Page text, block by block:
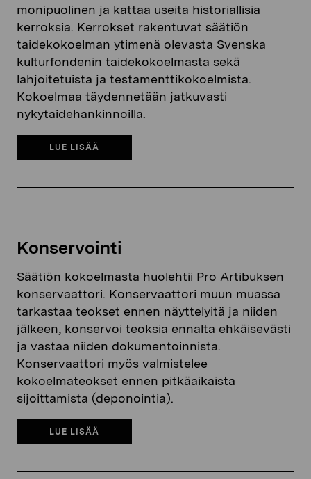
monipuolinen ja kattaa useita historiallisia
kerroksia. Kerrokset rakentuvat säätiön
taidekokoelman ytimenä olevasta Svenska
kulturfondenin taidekokoelmasta sekä
lahjoitetuista ja testamenttikokoelmista.
Kokoelmaa täydennetään jatkuvasti
nykytaidehankinnoilla.
LUE LISÄÄ
Konservointi
Säätiön kokoelmasta huolehtii Pro Artibuksen
konservaattori. Konservaattori muun muassa
tarkastaa teokset ennen näyttelyitä ja niiden
jälkeen, konservoi teoksia ennalta ehkäisevästi
ja vastaa niiden dokumentoinnista.
Konservaattori myös valmistelee
kokoelmateokset ennen pitkäaikaista
sijoittamista (deponointia).
LUE LISÄÄ